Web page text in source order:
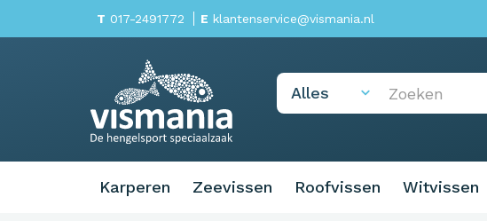
T 017-2491772 E klantenservice@vismania.nl
Karperen Zeevissen Roofvissen Witvissen